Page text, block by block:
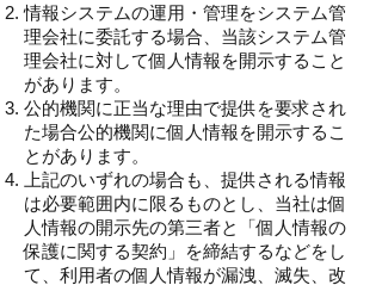
情報システムの運用・管理をシステム管
理会社に委託する場合、当該システム管
理会社に対して個人情報を開示すること
があります。
公的機関に正当な理由で提供を要求され
た場合公的機関に個人情報を開示するこ
とがあります。
上記のいずれの場合も、提供される情報
は必要範囲内に限るものとし、当社は個
人情報の開示先の第三者と「個人情報の
保護に関する契約」を締結するなどをし
て、利用者の個人情報が漏洩、滅失、改